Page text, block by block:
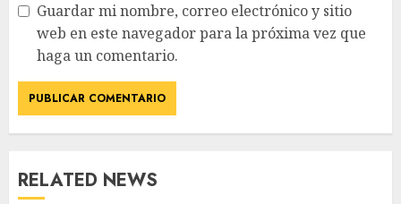
Guardar mi nombre, correo electrónico y sitio
web en este navegador para la próxima vez que
haga un comentario.
RELATED NEWS